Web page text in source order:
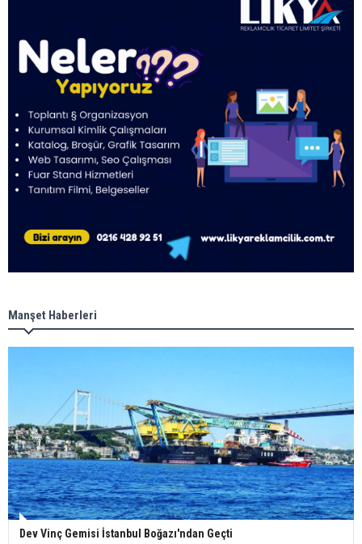
Manşet Haberleri
Dev Vinç Gemisi İstanbul Boğazı'ndan Geçti